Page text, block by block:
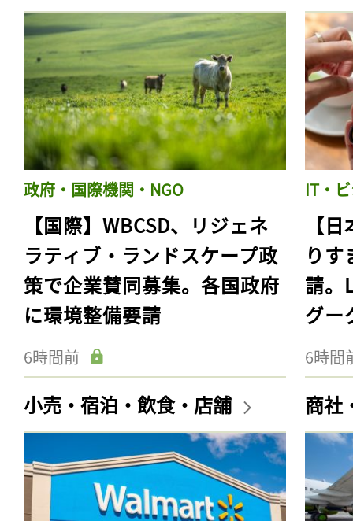
政府・国際機関・NGO
【国際】WBCSD、リジェネ
ラティブ・ランドスケープ政
策で企業賛同募集。各国政府
に環境整備要請
6時間前
IT・
【
り
請。
グー
6時間
小売・宿泊・飲食・店舗 商社